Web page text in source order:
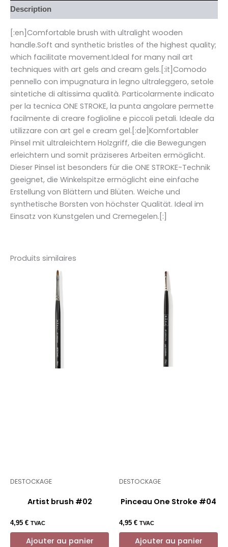
Description
[:en]Comfortable brush with ultralight wooden
handle.Soft and synthetic bristles of the highest quality;
which facilitate movement.Ideal for many nail art
techniques with art gels and cream gels.[:it]Comodo
pennello con impugnatura in legno ultraleggero, setole
sintetiche di altissima qualità. Particolarmente indicato
per la tecnica ONE STROKE, la punta angolare permette
facilmente di creare foglioline e piccoli petali. Ideale da
utilizzare con art gel e cream gel.[:de]Komfortabler
Pinsel mit ultraleichtem Holzgriff, die die Bewegungen
erleichtern und somit präziseres Arbeiten ermöglicht.
Dieser Pinsel ist besonders für die ONE STROKE-Technik
geeignet, die Winkelspitze ermöglicht eine einfache
Erstellung von Blättern und Blüten. Weiche und
synthetische Borsten von höchster Qualität. Ideal im
Einsatz von Kunstgelen und Cremegelen.[:]
Produits similaires
DESTOCKAGE
Artist brush #02
4,95 € TVAC
Ajouter au panier
DESTOCKAGE
Pinceau One Stroke #04
4,95 € TVAC
Ajouter au panier